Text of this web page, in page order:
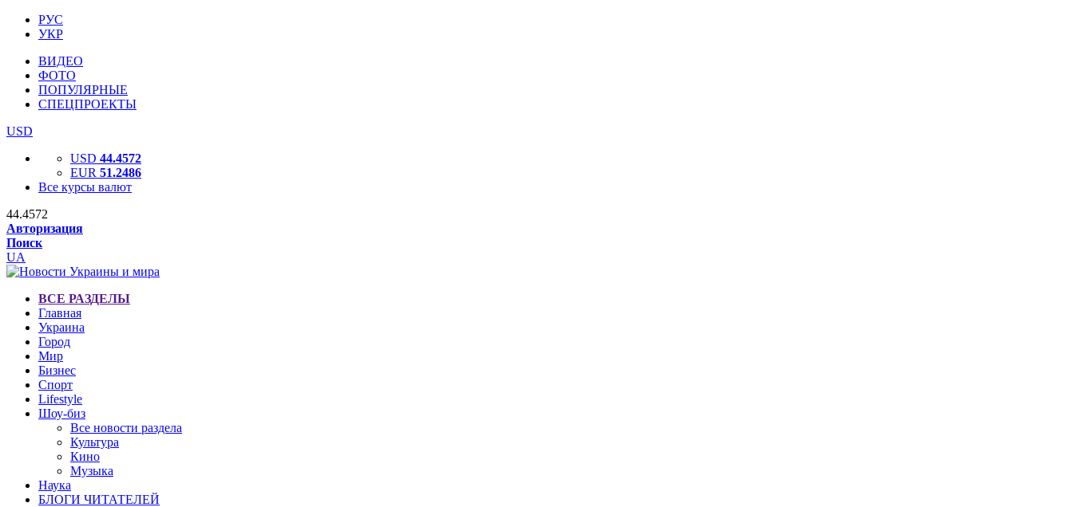
РУС
УКР
ВИДЕО
ФОТО
ПОПУЛЯРНЫЕ
СПЕЦПРОЕКТЫ
USD
USD 44.4572
EUR 51.2486
Все курсы валют
44.4572
Авторизация
Поиск
UA
ВСЕ РАЗДЕЛЫ
Главная
Украина
Город
Мир
Бизнес
Спорт
Lifestyle
Шоу-биз
Все новости раздела
Культура
Кино
Музыка
Наука
БЛОГИ ЧИТАТЕЛЕЙ